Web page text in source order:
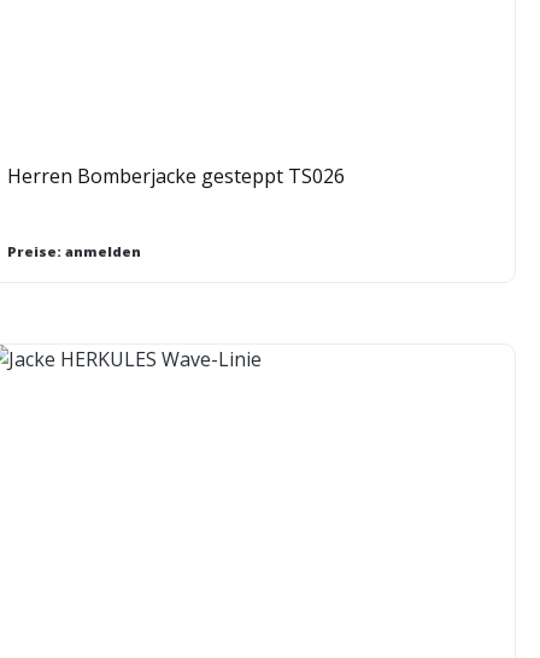
Herren Bomberjacke gesteppt TS026
Preise: anmelden